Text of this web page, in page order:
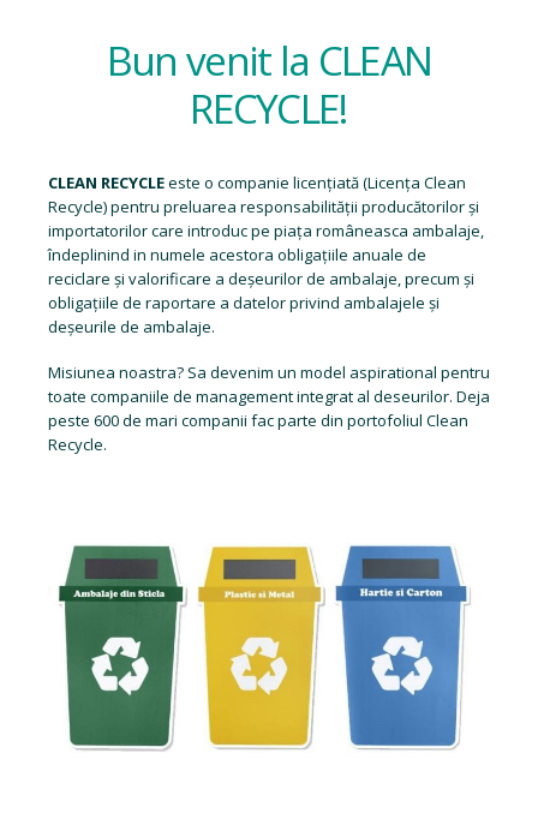
Bun venit la CLEAN
RECYCLE!
CLEAN RECYCLEeste o companie licențiată (Licența Clean
Recycle) pentru preluarea responsabilității producătorilor și
importatorilor care introduc pe piața româneasca ambalaje,
îndeplinind in numele acestora obligațiile anuale de
reciclare și valorificare a deșeurilor de ambalaje, precum și
obligațiile de raportare a datelor privind ambalajele și
deșeurile de ambalaje.
Misiunea noastra? Sa devenim un model aspirational pentru
toate companiile de management integrat al deseurilor. Deja
peste 600 de mari companii fac parte din portofoliul Clean
Recycle.